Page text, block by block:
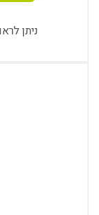
ניתן